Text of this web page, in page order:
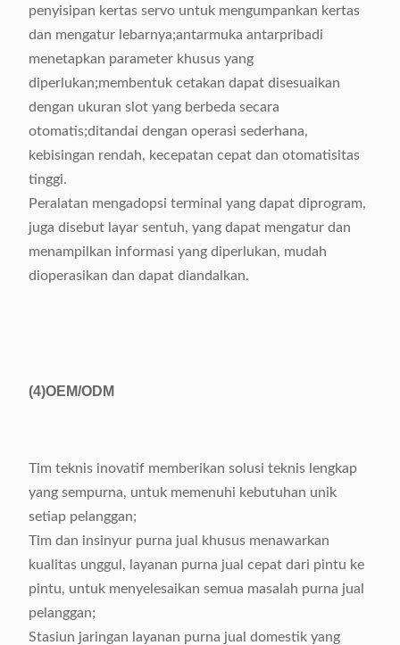
penyisipan kertas servo untuk mengumpankan kertas
dan mengatur lebarnya;antarmuka antarpribadi
menetapkan parameter khusus yang
diperlukan;membentuk cetakan dapat disesuaikan
dengan ukuran slot yang berbeda secara
otomatis;ditandai dengan operasi sederhana,
kebisingan rendah, kecepatan cepat dan otomatisitas
tinggi.
Peralatan mengadopsi terminal yang dapat diprogram,
juga disebut layar sentuh, yang dapat mengatur dan
menampilkan informasi yang diperlukan, mudah
dioperasikan dan dapat diandalkan.
(4)OEM/ODM
Tim teknis inovatif memberikan solusi teknis lengkap
yang sempurna, untuk memenuhi kebutuhan unik
setiap pelanggan;
Tim dan insinyur purna jual khusus menawarkan
kualitas unggul, layanan purna jual cepat dari pintu ke
pintu, untuk menyelesaikan semua masalah purna jual
pelanggan;
Stasiun jaringan layanan purna jual domestik yang